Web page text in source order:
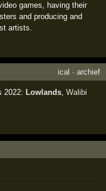
games, having their
and producing and
artists.
ical · archief
2022: Lowlands,Walibi